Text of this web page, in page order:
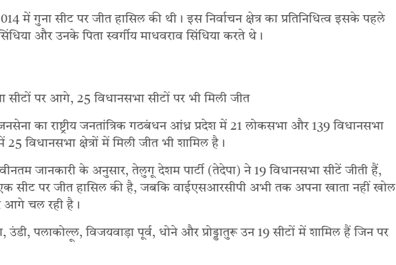
में गुना सीट पर जीत हासिल की थी। इस निर्वाचन क्षेत्र का प्रतिनिधित्व इसके पहले
और उनके पिता स्वर्गीय माधवराव सिंधिया करते थे।
सीटों पर आगे, 25 विधानसभा सीटों पर भी मिली जीत
का राष्ट्रीय जनतांत्रिक गठबंधन आंध्र प्रदेश में 21 लोकसभा और 139 विधानसभा
विधानसभा क्षेत्रों में मिली जीत भी शामिल है।
नवीनतम जानकारी के अनुसार, तेलुगू देशम पार्टी (तेदेपा) ने 19 विधानसभा सीटें जीती हैं,
सीट पर जीत हासिल की है, जबकि वाईएसआरसीपी अभी तक अपना खाता नहीं खोल
आगे चल रही है।
उंडी, पलाकोल्लू, विजयवाड़ा पूर्व, धोने और प्रोड्डातुरू उन 19 सीटों में शामिल हैं जिन पर